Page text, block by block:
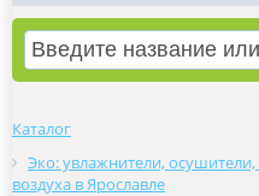
Каталог
Эко: увлажнители,
воздуха в Ярославле